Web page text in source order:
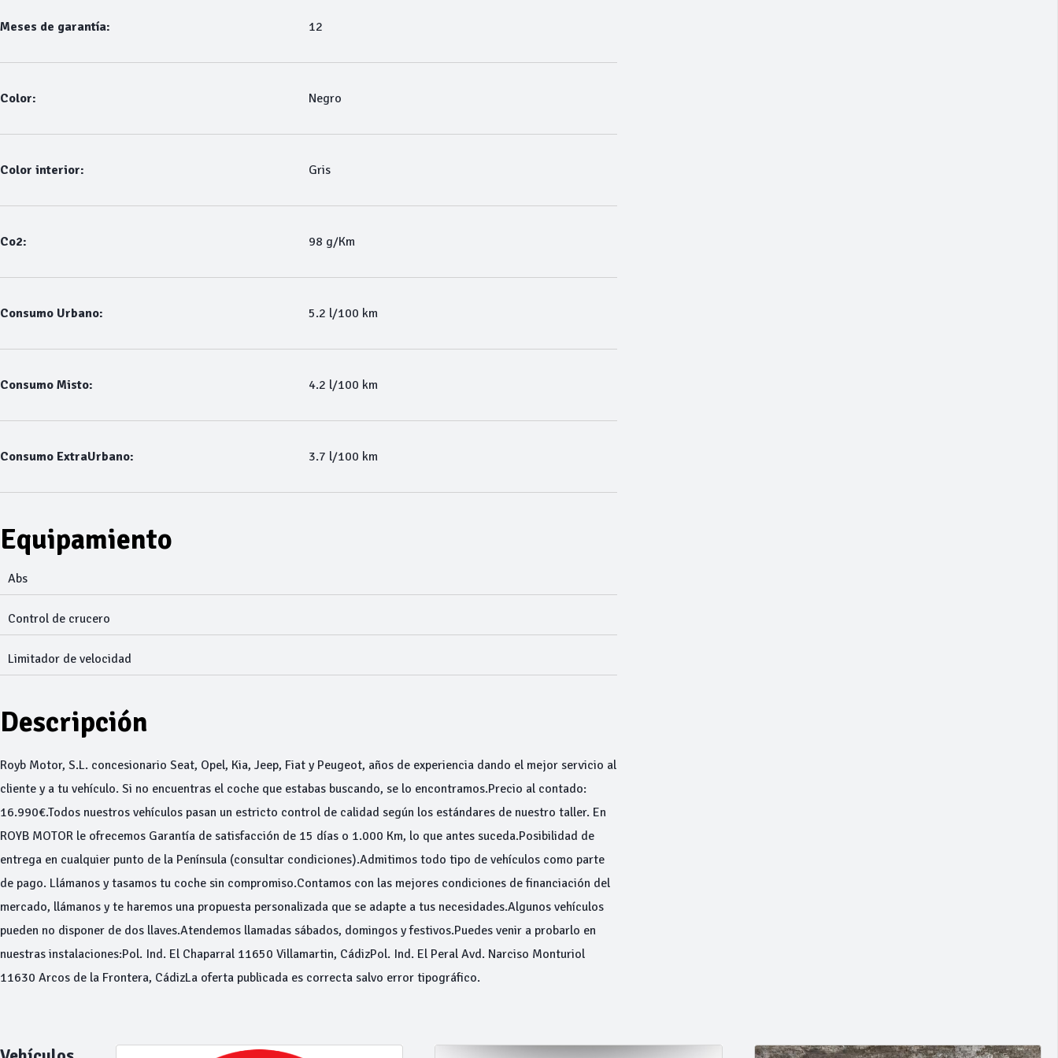
Meses de garantía: 12
Color: Negro
Color interior: Gris
Co2: 98 g/Km
Consumo Urbano: 5.2 l/100 km
Consumo Misto: 4.2 l/100 km
Consumo ExtraUrbano: 3.7 l/100 km
Equipamiento
Abs
Control de crucero
Limitador de velocidad
Descripción
Royb Motor, S.L. concesionario Seat, Opel, Kia, Jeep, Fiat y Peugeot, años de experiencia dando el mejor servicio al
cliente y a tu vehículo. Si no encuentras el coche que estabas buscando, se lo encontramos.Precio al contado:
16.990€.Todos nuestros vehículos pasan un estricto control de calidad según los estándares de nuestro taller. En
ROYB MOTOR le ofrecemos Garantía de satisfacción de 15 días o 1.000 Km, lo que antes suceda.Posibilidad de
entrega en cualquier punto de la Península (consultar condiciones).Admitimos todo tipo de vehículos como parte
de pago. Llámanos y tasamos tu coche sin compromiso.Contamos con las mejores condiciones de financiación del
mercado, llámanos y te haremos una propuesta personalizada que se adapte a tus necesidades.Algunos vehículos
pueden no disponer de dos llaves.Atendemos llamadas sábados, domingos y festivos.Puedes venir a probarlo en
nuestras instalaciones:Pol. Ind. El Chaparral 11650 Villamartin, CádizPol. Ind. El Peral Avd. Narciso Monturiol
11630 Arcos de la Frontera, CádizLa oferta publicada es correcta salvo error tipográfico.